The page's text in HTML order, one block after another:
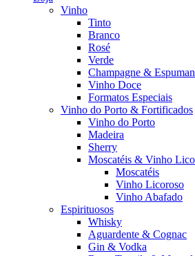
Vinho
Tinto
Branco
Rosé
Verde
Champagne &
Vinho Doce
Formatos Especiais
Vinho do Porto & Fortificados
Vinho do Porto
Madeira
Sherry
Moscatéis & Vinho
Moscatéis
Vinho Licoroso
Vinho Abafado
Espirituosos
Whisky
Aguardente & Cognac
Gin & Vodka